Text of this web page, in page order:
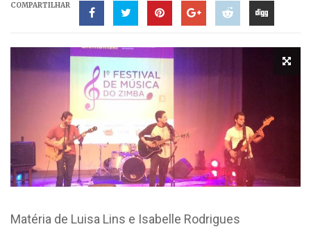
COMPARTILHAR
Matéria de Luisa Lins e Isabelle Rodrigues